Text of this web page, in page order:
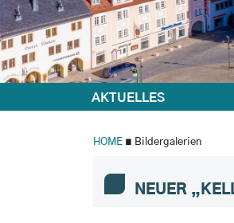
AKTUELLES
HOME ∎ Bildergalerien
NEUER